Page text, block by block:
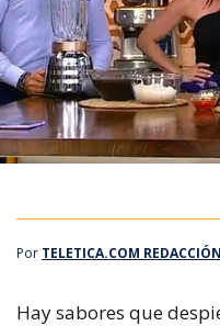
Por TELETICA.COM REDACCIÓN
Hay sabores que